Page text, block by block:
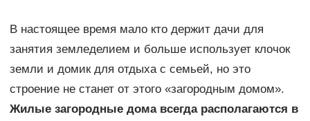
В настоящее время мало кто держит дачи для
занятия земледелием и больше использует клочок
земли и домик для отдыха с семьей, но это
строение не станет от этого «загородным домом».
Жилые загородные дома всегда располагаются в